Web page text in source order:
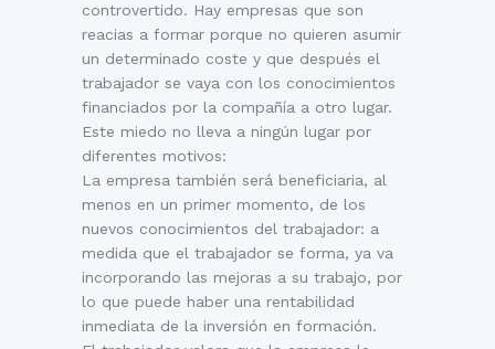
controvertido. Hay empresas que son
reacias a formar porque no quieren asumir
un determinado coste y que después el
trabajador se vaya con los conocimientos
financiados por la compañía a otro lugar.
Este miedo no lleva a ningún lugar por
diferentes motivos:
La empresa también será beneficiaria, al
menos en un primer momento, de los
nuevos conocimientos del trabajador: a
medida que el trabajador se forma, ya va
incorporando las mejoras a su trabajo, por
lo que puede haber una rentabilidad
inmediata de la inversión en formación.